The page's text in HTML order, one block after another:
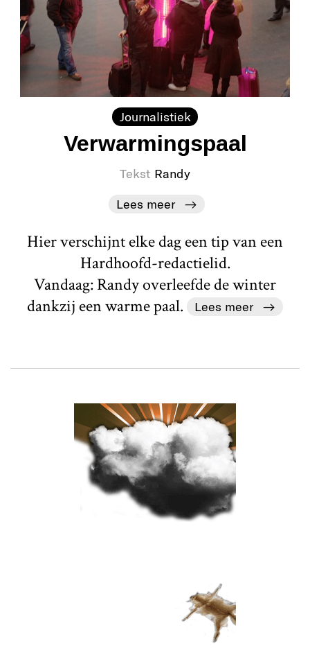
Journalistiek
Verwarmingspaal
Tekst Randy
Lees meer
Hier verschijnt elke dag een tip van een
Hardhoofd-redactielid.
Vandaag: Randy overleefde de winter
dankzij een warme paal.
Lees meer